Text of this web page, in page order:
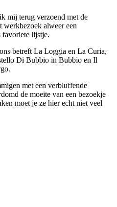
mij terug verzoend met de
alweer een
favoriete lijstje.
betreft La Loggia en La Curia,
Di Bubbio in Bubbio en Il
met een verbluffende
de moeite van een bezoekje
moet je ze hier echt niet veel